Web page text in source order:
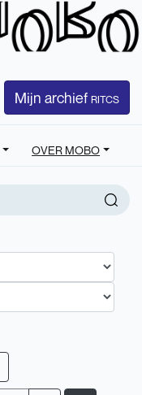
Mijn archief RITCS
OVER MOBO